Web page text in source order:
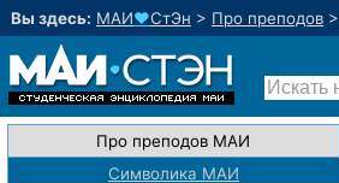
Вы здесь: МАИ♥СтЭн > Про преподов >
Про преподов МАИ
Символика МАИ